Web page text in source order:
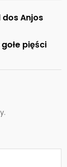
Anjos
pięści